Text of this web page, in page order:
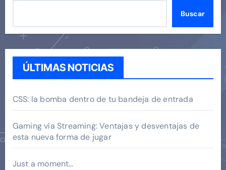
Buscar
ÚLTIMAS NOTICIAS
CSS: la bomba dentro de tu bandeja de entrada
Gaming vía Streaming: Ventajas y desventajas de
esta nueva forma de jugar
Just a moment…